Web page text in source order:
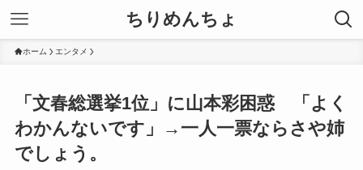
ちりめんちょ
ホーム エンタメ
「文春総選挙1位」に山本彩困惑 「よく
わかんないです」→一人一票ならさや姉
でしょう。